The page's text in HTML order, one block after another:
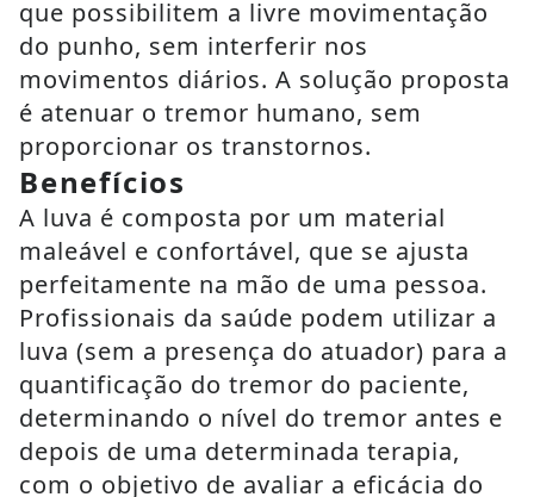
que possibilitem a livre movimentação
do punho, sem interferir nos
movimentos diários. A solução proposta
é atenuar o tremor humano, sem
proporcionar os transtornos.
Benefícios
A luva é composta por um material
maleável e confortável, que se ajusta
perfeitamente na mão de uma pessoa.
Profissionais da saúde podem utilizar a
luva (sem a presença do atuador) para a
quantificação do tremor do paciente,
determinando o nível do tremor antes e
depois de uma determinada terapia,
com o objetivo de avaliar a eficácia do